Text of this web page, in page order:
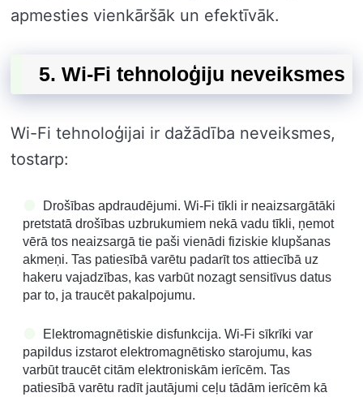
apmesties vienkāršāk un efektīvāk.
5. Wi-Fi tehnoloģiju neveiksmes
Wi-Fi tehnoloģijai ir dažādība neveiksmes,
tostarp:
Drošības apdraudējumi. Wi-Fi tīkli ir neaizsargātāki
pretstatā drošības uzbrukumiem nekā vadu tīkli, ņemot
vērā tos neaizsargā tie paši vienādi fiziskie klupšanas
akmeņi. Tas patiesībā varētu padarīt tos attiecībā uz
hakeru vajadzības, kas varbūt nozagt sensitīvus datus
par to, ja traucēt pakalpojumu.
Elektromagnētiskie disfunkcija. Wi-Fi sīkrīki var
papildus izstarot elektromagnētisko starojumu, kas
varbūt traucēt citām elektroniskām ierīcēm. Tas
patiesībā varētu radīt jautājumi ceļu tādām ierīcēm kā